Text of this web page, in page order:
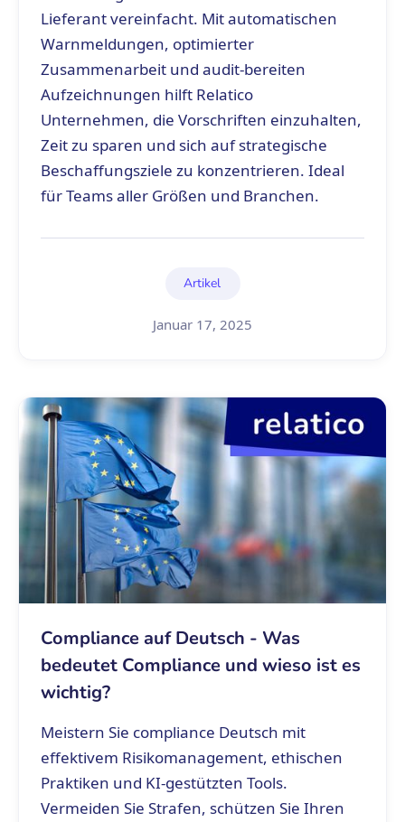
Lieferant vereinfacht. Mit automatischen
Warnmeldungen, optimierter
Zusammenarbeit und audit-bereiten
Aufzeichnungen hilft Relatico
Unternehmen, die Vorschriften einzuhalten,
Zeit zu sparen und sich auf strategische
Beschaffungsziele zu konzentrieren. Ideal
für Teams aller Größen und Branchen.
Artikel
Januar 17, 2025
Compliance auf Deutsch - Was
bedeutet Compliance und wieso ist es
wichtig?
Meistern Sie compliance Deutsch mit
effektivem Risikomanagement, ethischen
Praktiken und KI-gestützten Tools.
Vermeiden Sie Strafen, schützen Sie Ihren